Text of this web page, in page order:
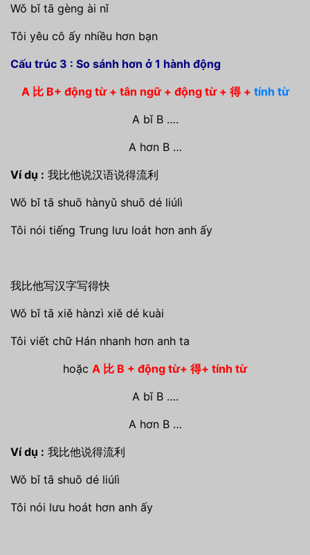
Wǒ bǐ tā gèng ài nǐ
Tôi yêu cô ấy nhiều hơn bạn
Cấu trúc 3 : So sánh hơn ở 1 hành động
A 比 B+ động từ + tân ngữ + động từ + 得 + tính từ
A bǐ B ….
A hơn B …
Ví dụ : 我比他说汉语说得流利
Wǒ bǐ tā shuō hànyǔ shuō dé liúlì
Tôi nói tiếng Trung lưu loát hơn anh ấy
我比他写汉字写得快
Wǒ bǐ tā xiě hànzì xiě dé kuài
Tôi viết chữ Hán nhanh hơn anh ta
hoặc A 比 B + động từ+ 得+ tính từ
A bǐ B ….
A hơn B …
Ví dụ : 我比他说得流利
Wǒ bǐ tā shuō dé liúlì
Tôi nói lưu hoát hơn anh ấy